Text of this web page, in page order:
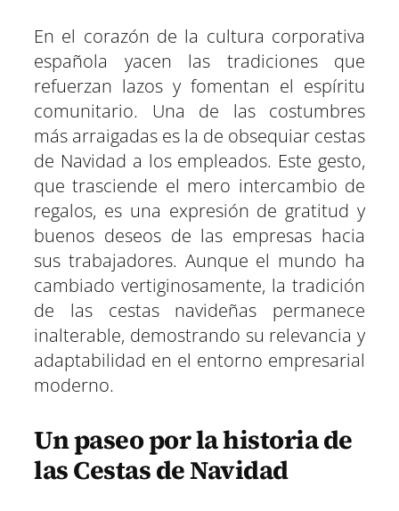
p
a
r
t
i
r
e
n
w
i
t
t
e
)
p
a
r
t
i
r
e
n
e
b
o
o
k
p
i
r
e
n
p
p
a
r
t
i
r
e
n
e
g
r
a
m
p
a
r
t
i
r
e
n
t
e
r
e
s
p
a
r
t
i
r
e
n
k
e
d
I
n
En el corazón de la cultura corporativa
española yacen las tradiciones que
refuerzan lazos y fomentan el espíritu
comunitario. Una de las costumbres
más arraigadas es la de obsequiar cestas
de Navidad a los empleados. Este gesto,
que trasciende el mero intercambio de
regalos, es una expresión de gratitud y
buenos deseos de las empresas hacia
sus trabajadores. Aunque el mundo ha
cambiado vertiginosamente, la tradición
de las cestas navideñas permanece
inalterable, demostrando su relevancia y
adaptabilidad en el entorno empresarial
moderno.
Un paseo por la historia de
las Cestas de Navidad